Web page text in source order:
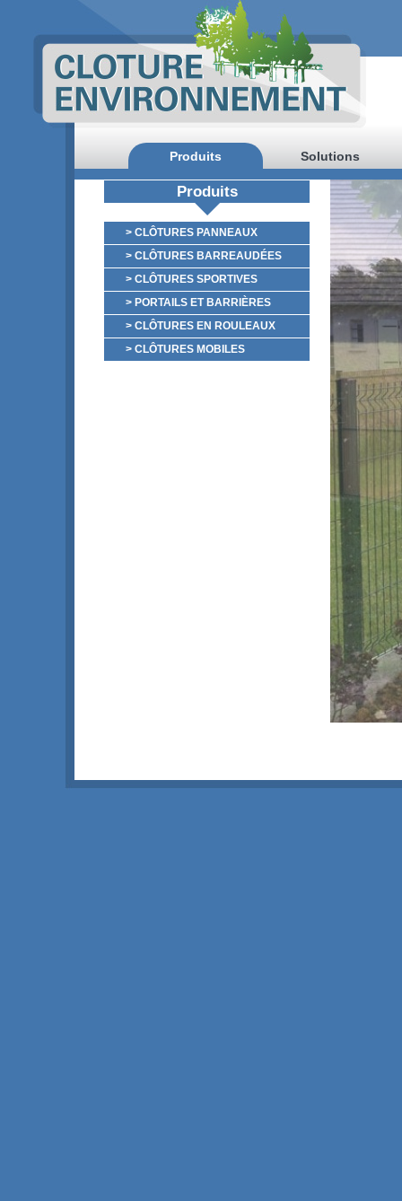
Produits Solutions
Produits
> CLÔTURES PANNEAUX
> CLÔTURES BARREAUDÉES
> CLÔTURES SPORTIVES
> PORTAILS ET BARRIÈRES
> CLÔTURES EN ROULEAUX
> CLÔTURES MOBILES